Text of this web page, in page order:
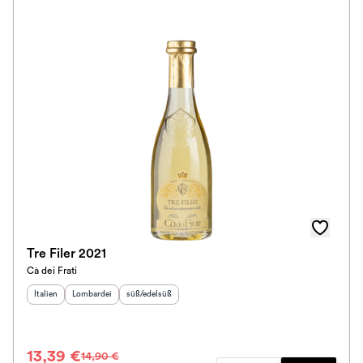
Tre Filer 2021
Cà dei Frati
Herkunftsland:
Italien Herkunftsregion:
Lombardei Geschmack:
süß/edelsüß
13,39 €14,90 €